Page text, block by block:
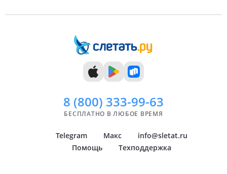
12 дней
14 дней
Декабрь
8 (800) 333-99-63
БЕСПЛАТНО В ЛЮБОЕ ВРЕМЯ
Telegram Макс
info@sletat.ru
Помощь
Техподдержка